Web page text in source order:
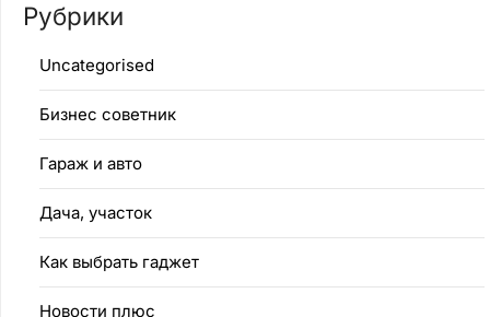
Рубрики
Uncategorised
Бизнес советник
Гараж и авто
Дача, участок
Как выбрать гаджет
Новости плюс